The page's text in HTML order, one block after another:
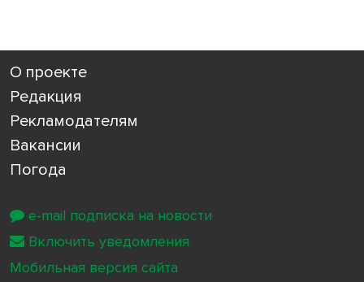
О проекте
Редакция
Рекламодателям
Вакансии
Погода
e-mail подписка на новости
Включить уведомления
Мобильная версия сайта